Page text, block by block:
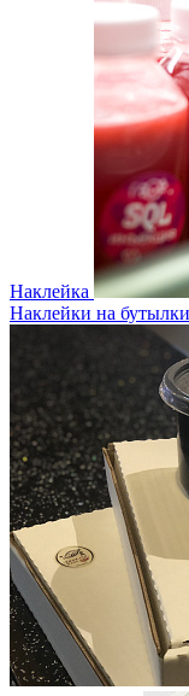
Наклейка
Наклейки на бутылки